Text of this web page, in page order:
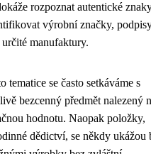
rozpoznat autentické
výrobní značky,
manufaktury.
se často setkáváme s
bezcenný předmět nalezený
hodnotu. Naopak položky,
dědictví, se někdy ukážou